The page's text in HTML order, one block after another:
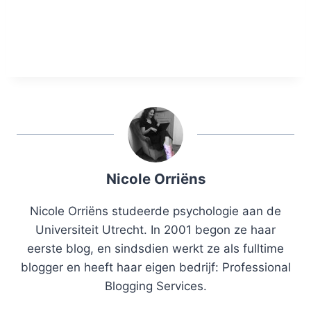
Nicole Orriëns
Nicole Orriëns studeerde psychologie aan de
Universiteit Utrecht. In 2001 begon ze haar
eerste blog, en sindsdien werkt ze als fulltime
blogger en heeft haar eigen bedrijf: Professional
Blogging Services.